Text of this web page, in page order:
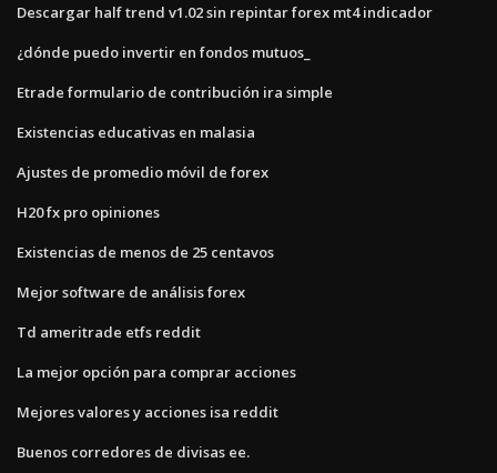
Descargar half trend v1.02 sin repintar forex mt4 indicador
¿dónde puedo invertir en fondos mutuos_
Etrade formulario de contribución ira simple
Existencias educativas en malasia
Ajustes de promedio móvil de forex
H20 fx pro opiniones
Existencias de menos de 25 centavos
Mejor software de análisis forex
Td ameritrade etfs reddit
La mejor opción para comprar acciones
Mejores valores y acciones isa reddit
Buenos corredores de divisas ee.